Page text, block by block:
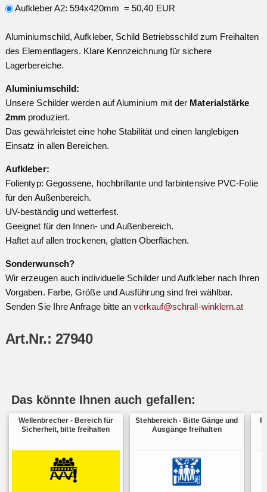
Aufkleber A2: 594x420mm = 50,40 EUR
Aluminiumschild, Aufkleber, Schild Betriebsschild zum Freihalten
des Elementlagers. Klare Kennzeichnung für sichere
Lagerbereiche.
Aluminiumschild:
Unsere Schilder werden auf Aluminium mit der Materialstärke
2mm produziert.
Das gewährleistet eine hohe Stabilität und einen langlebigen
Einsatz in allen Bereichen.
Aufkleber:
Folientyp: Gegossene, hochbrillante und farbintensive PVC-Folie
für den Außenbereich.
UV-beständig und wetterfest.
Geeignet für den Innen- und Außenbereich.
Haftet auf allen trockenen, glatten Oberflächen.
Sonderwunsch?
Wir erzeugen auch individuelle Schilder und Aufkleber nach Ihren
Vorgaben. Farbe, Größe und Ausführung sind frei wählbar.
Senden Sie Ihre Anfrage bitte anverkauf@schrall-winklern.at
Art.Nr.: 27940
Das könnte Ihnen auch gefallen:
Wellenbrecher - Bereich für
Sicherheit, bitte freihalten
Stehbereich - Bitte Gänge und
Ausgänge freihalten